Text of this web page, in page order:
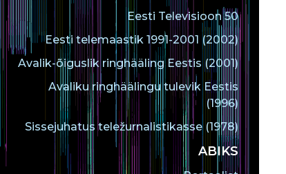
Eesti Televisioon 50
Eesti telemaastik 1991-2001 (2002)
Avalik-õiguslik ringhääling Eestis (2001)
Avaliku ringhäälingu tulevik Eestis
(1996)
Sissejuhatus teležurnalistikasse (1978)
ABIKS